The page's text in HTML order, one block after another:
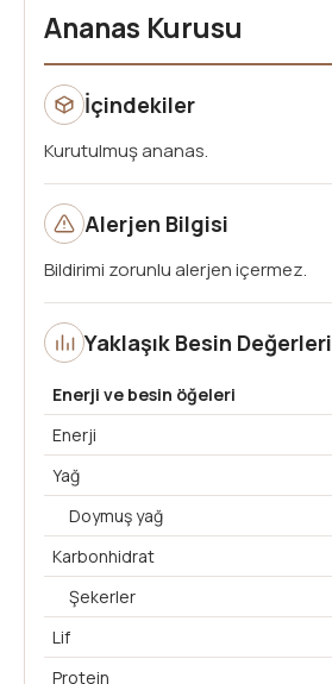
Ananas Kurusu
İçindekiler
Kurutulmuş ananas.
Yaklaşık Besin Değerleri
Enerji ve besin öğeleri
Enerji
Yağ
Doymuş yağ
Karbonhidrat
Şekerler
Lif
Protein
Alerjen Bilgisi
Bildirimi zorunlu alerjen içermez.